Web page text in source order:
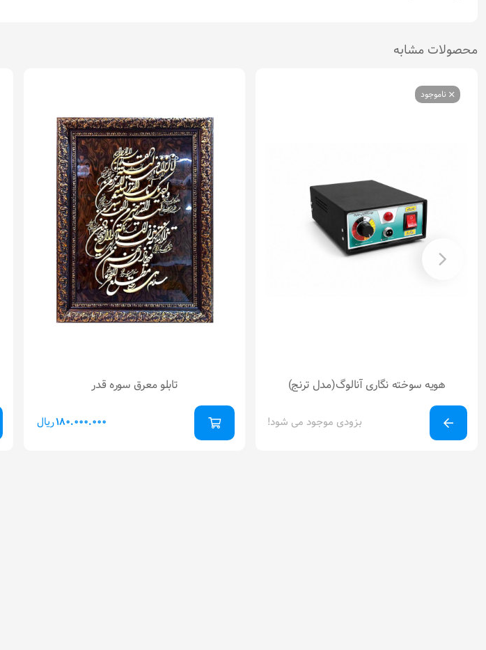
محصولات مشابه
ناموجود
هویه سوخته نگاری آنالوگ(مدل ترنج)
بزودی موجود می شود!
تابلو معرق سوره قدر
ریال180.000.000